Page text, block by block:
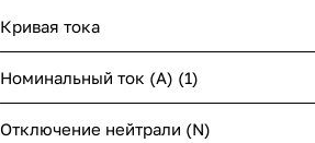
Кривая тока
Номинальный ток (А) (1)
Отключение нейтрали (N)